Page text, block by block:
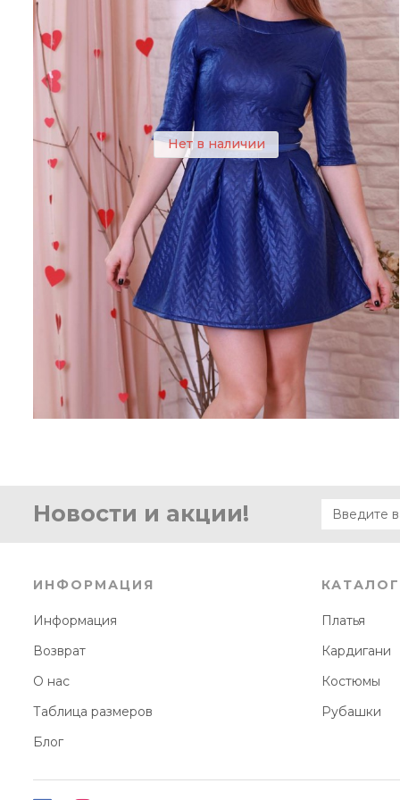
Нет в наличии
Новости и акции!
ИНФОРМАЦИЯ
Информация
Возврат
О нас
Таблица размеров
Блог
КАТАЛОГ
Платья
Кардигани
Костюмы
Рубашки